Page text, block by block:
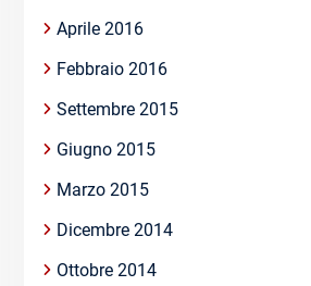
Aprile 2016
Febbraio 2016
Settembre 2015
Giugno 2015
Marzo 2015
Dicembre 2014
Ottobre 2014